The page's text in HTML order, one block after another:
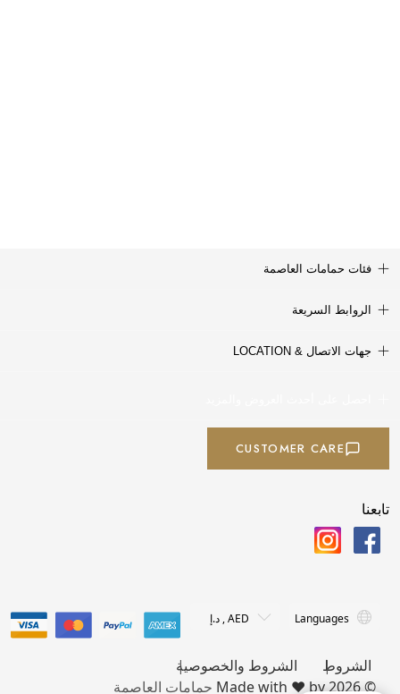
فئات حمامات العاصمة
الروابط السريعة
جهات الاتصال & LOCATION
CUSTOMER CARE
تابعنا
الشروط
الشروط والخصوصية
© 2026 Made with ❤️ by
حمامات العاصمة